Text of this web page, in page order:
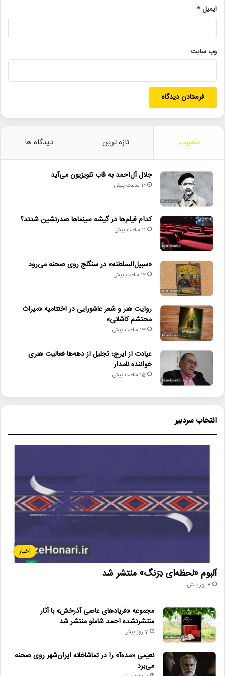
مدیر فیلم‌برداری: مهدی قربانی
منشی صحنه: فاطمه اکبری، مبینا رنجبر
خلاصه داستان: کودکی با شور و شوق در حال ساخت هواپیمای کاغذی
برای پدرش است، در حالی که پدر در حمله موشکی به شهادت می‌رسد.
تجربه‌ای از: شیما فرجام
دستیار کارگردان: علی پریخانی
فیلم‌بردار: مهدی قربانی
صدابردار: علیرضا محمدی‌اصل
عکاس پشت‌صحنه: امیرحسین ذوالفقاری
منشی صحنه: فاطمه اکبری
بازیگردان: مبینا رنجبر
تدوین‌گر: آرمین حجازی
خلاصه داستان: در جریان جنگ ۱۲ روزه، مادربزرگ کم‌شنوای خانواده
ماندن در خانه است. کودک خانواده تلاش می‌کند او را سرگرم کند.
۴. فیلم کوتاه «دیدار دوباره»
مشاور هنری و مدیر فیلم‌برداری: آرمین حجازی
دستیار کارگردان: شیما فرجام
مدیر تولید: تقی عبداللهی
طراح صحنه: شادی ناقلی
صدابردار: علیرضا محمدی‌اصل
عکاس پشت‌صحنه: امیرحسین ذوالفقاری
تدارکات: هادی عیسی‌زاده
ایمیل*
وب‌ سایت
محبوب تازه ترین دیدگاه ها
جلال آل‌احمد به قاب تلویزیون می‌آید
10 ساعت پیش
کدام فیلم‌ها در گیشه سینماها صدرنشین شدند؟
11 ساعت پیش
«سبیل‌السلطنه» در سنگلج روی صحنه می‌رود
12 ساعت پیش
روایت هنر و شعر عاشورایی در اختتامیه «میراث
محتشم کاشانی»
13 ساعت پیش
عیادت از ایرج؛ تجلیل از دهه‌ها فعالیت هنری
خواننده نامدار
15 ساعت پیش
انتخاب سردبیر
اخبار
آلبوم «لحظه‌ای دِرَنگ» منتشر شد
7 روز پیش
مجموعه «فریادهای عاصی آذرخش» با آثار
منتشرنشده احمد شاملو منتشر شد
7 روز پیش
نعیمی «مده‌آ» را در تماشاخانه ایران‌شهر روی صحنه
می‌برد